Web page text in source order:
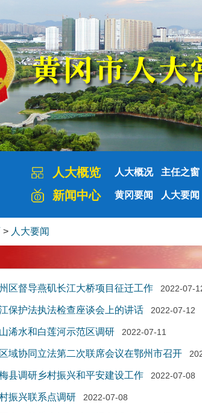
人大概览 人大概况 主任之窗
新闻中心 黄冈要闻 人大要闻
> 人大要闻
区督导燕矶长江大桥项目征迁工作 2022-07-
保护法执法检查座谈会上的讲话 2022-07-12
浠水和白莲河示范区调研 2022-07-11
域协同立法第二次联席会议在鄂州市召开
县调研乡村振兴和平安建设工作 2022-07-08
振兴联系点调研 2022-07-08